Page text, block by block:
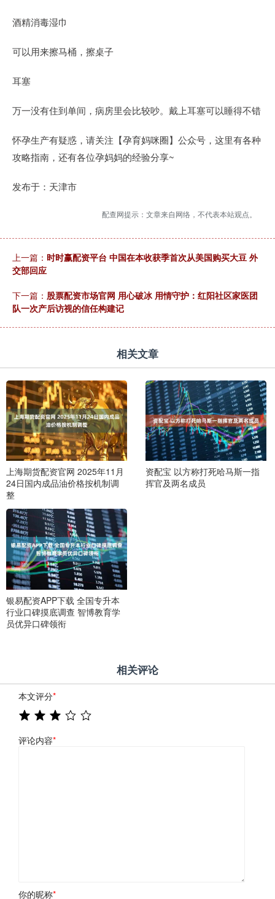
酒精消毒湿巾
可以用来擦马桶，擦桌子
耳塞
万一没有住到单间，病房里会比较吵。戴上耳塞可以睡得不错
怀孕生产有疑惑，请关注【孕育妈咪圈】公众号，这里有各种
攻略指南，还有各位孕妈妈的经验分享~
发布于：天津市
配查网提示：文章来自网络，不代表本站观点。
上一篇： 时时赢配资平台 中国在本收获季首次从美国购买大豆 外
交部回应
下一篇： 股票配资市场官网 用心破冰 用情守护：红阳社区家医团
队一次产后访视的信任构建记
相关文章
上海期货配资官网 2025年11月
24日国内成品油价格按机制调
整
资配宝 以方称打死哈马斯一指
挥官及两名成员
银易配资APP下载 全国专升本
行业口碑摸底调查 智博教育学
员优异口碑领衔
相关评论
本文评分*
评论内容*
你的昵称*